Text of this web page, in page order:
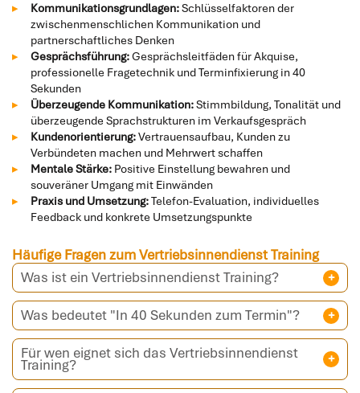
Kommunikationsgrundlagen:Schlüsselfaktoren der
zwischenmenschlichen Kommunikation und
partnerschaftliches Denken
Gesprächsführung:Gesprächsleitfäden für Akquise,
professionelle Fragetechnik und Terminfixierung in 40
Sekunden
Überzeugende Kommunikation:Stimmbildung, Tonalität und
überzeugende Sprachstrukturen im Verkaufsgespräch
Kundenorientierung:Vertrauensaufbau, Kunden zu
Verbündeten machen und Mehrwert schaffen
Mentale Stärke: Positive Einstellung bewahren und
souveräner Umgang mit Einwänden
Praxis und Umsetzung:Telefon-Evaluation, individuelles
Feedback und konkrete Umsetzungspunkte
Häufige Fragen zum Vertriebsinnendienst Training
Was ist ein Vertriebsinnendienst Training?
Was bedeutet "In 40 Sekunden zum Termin"?
Für wen eignet sich das Vertriebsinnendienst
Training?